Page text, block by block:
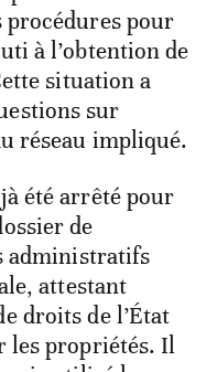
pour
à l’obtention de
situation a
sur
réseau impliqué.
été arrêté pour
de
administratifs
attestant
droits de l’État
les propriétés. Il